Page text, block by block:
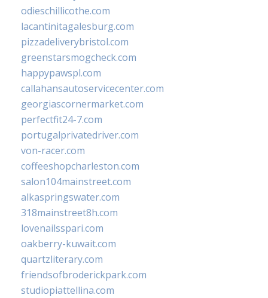
odieschillicothe.com
lacantinitagalesburg.com
pizzadeliverybristol.com
greenstarsmogcheck.com
happypawspl.com
callahansautoservicecenter.com
georgiascornermarket.com
perfectfit24-7.com
portugalprivatedriver.com
von-racer.com
coffeeshopcharleston.com
salon104mainstreet.com
alkaspringswater.com
318mainstreet8h.com
lovenailsspari.com
oakberry-kuwait.com
quartzliterary.com
friendsofbroderickpark.com
studiopiattellina.com